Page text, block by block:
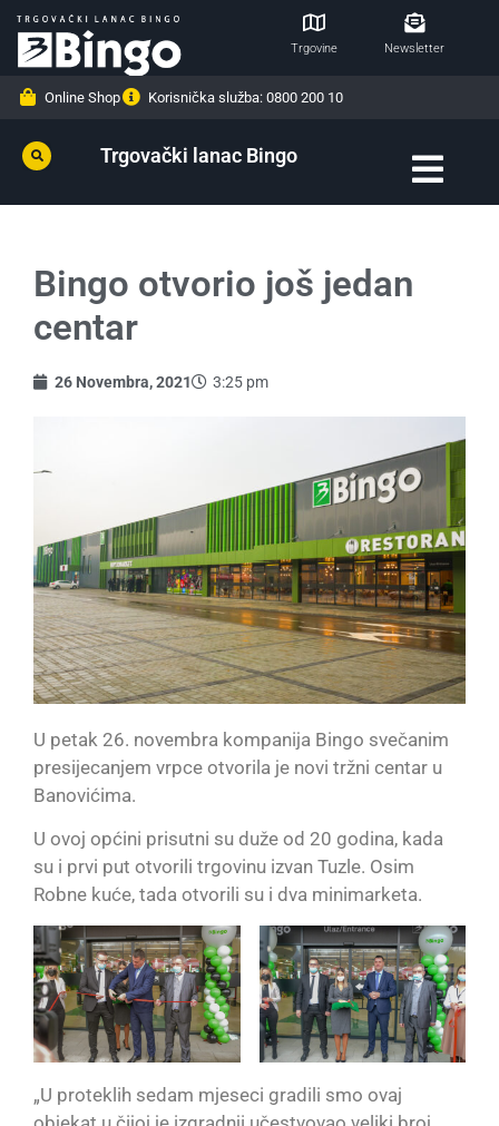
Trgovine Newsletter
Online Shop Korisnička služba: 0800 200 10
Trgovački lanac Bingo
Bingo otvorio još jedan
centar
26 Novembra, 2021 3:25 pm
U petak 26. novembra kompanija Bingo svečanim
presijecanjem vrpce otvorila je novi tržni centar u
Banovićima.
U ovoj općini prisutni su duže od 20 godina, kada
su i prvi put otvorili trgovinu izvan Tuzle. Osim
Robne kuće, tada otvorili su i dva minimarketa.
„U proteklih sedam mjeseci gradili smo ovaj